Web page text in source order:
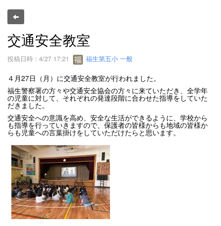
交通安全教室
投稿日時 : 4/27 17:21 福生第五小 一般
４月27日（月）に交通安全教室が行われました。
福生警察署の方々や交通安全協会の方々に来ていただき、全学年
の児童に対して、それぞれの発達段階に合わせた指導をしていた
だきました。
交通安全への意識を高め、安全な生活ができるように、学校から
も指導を行っていきますので、保護者の皆様からも地域の皆様か
らも児童への言葉掛けをしていただけたらと思います。